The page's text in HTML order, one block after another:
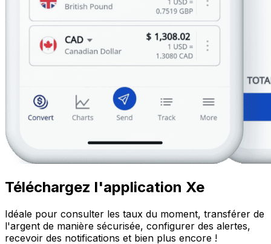
Téléchargez l'application Xe
Idéale pour consulter les taux du moment, transférer de
l'argent de manière sécurisée, configurer des alertes,
recevoir des notifications et bien plus encore !